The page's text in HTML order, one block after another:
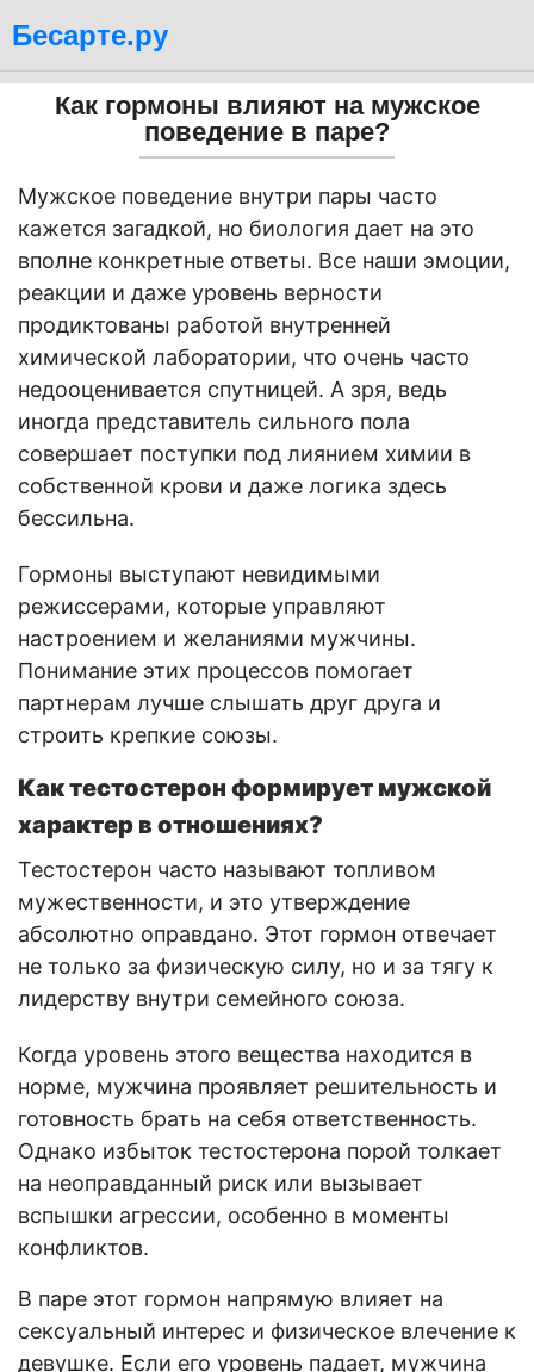
Бесарте.ру
Как гормоны влияют на мужское
поведение в паре?
Мужское поведение внутри пары часто
кажется загадкой, но биология дает на это
вполне конкретные ответы. Все наши эмоции,
реакции и даже уровень верности
продиктованы работой внутренней
химической лаборатории, что очень часто
недооценивается спутницей. А зря, ведь
иногда представитель сильного пола
совершает поступки под лиянием химии в
собственной крови и даже логика здесь
бессильна.
Гормоны выступают невидимыми
режиссерами, которые управляют
настроением и желаниями мужчины.
Понимание этих процессов помогает
партнерам лучше слышать друг друга и
строить крепкие союзы.
Как тестостерон формирует мужской
характер в отношениях?
Тестостерон часто называют топливом
мужественности, и это утверждение
абсолютно оправдано. Этот гормон отвечает
не только за физическую силу, но и за тягу к
лидерству внутри семейного союза.
Когда уровень этого вещества находится в
норме, мужчина проявляет решительность и
готовность брать на себя ответственность.
Однако избыток тестостерона порой толкает
на неоправданный риск или вызывает
вспышки агрессии, особенно в моменты
конфликтов.
В паре этот гормон напрямую влияет на
сексуальный интерес и физическое влечение к
девушке. Если его уровень падает, мужчина